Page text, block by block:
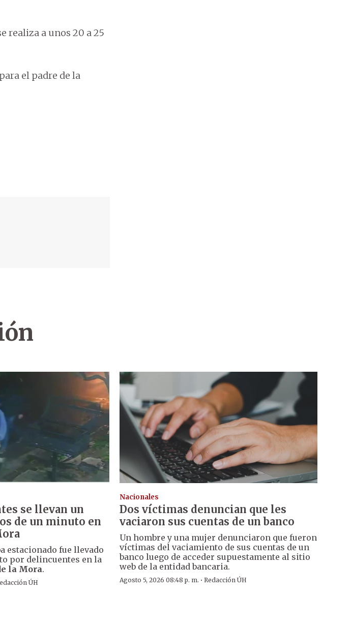
realiza a unos 20 a 25
el padre de la
se llevan un
de un minuto en
estacionado fue llevado
por delincuentes en la
la Mora.
ÚH
Nacionales
Dos víctimas denuncian que les
vaciaron sus cuentas de un banco
Un hombre y una mujer denunciaron que fueron
víctimas del vaciamiento de sus cuentas de un
banco luego de acceder supuestamente al sitio
web de la entidad bancaria.
Agosto 5, 2026 08:48 p. m. · Redacción ÚH